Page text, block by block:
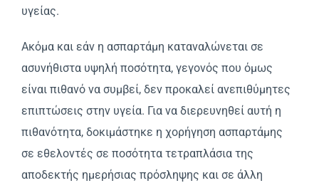
υγείας.
Ακόμα και εάν η ασπαρτάμη καταναλώνεται σε
ασυνήθιστα υψηλή ποσότητα, γεγονός που όμως
είναι πιθανό να συμβεί, δεν προκαλεί ανεπιθύμητες
επιπτώσεις στην υγεία. Για να διερευνηθεί αυτή η
πιθανότητα, δοκιμάστηκε η χορήγηση ασπαρτάμης
σε εθελοντές σε ποσότητα τετραπλάσια της
αποδεκτής ημερήσιας πρόσληψης και σε άλλη